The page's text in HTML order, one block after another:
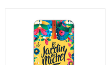
PAGE
DU
PRODUIT
CHOIX DES OPTIONS